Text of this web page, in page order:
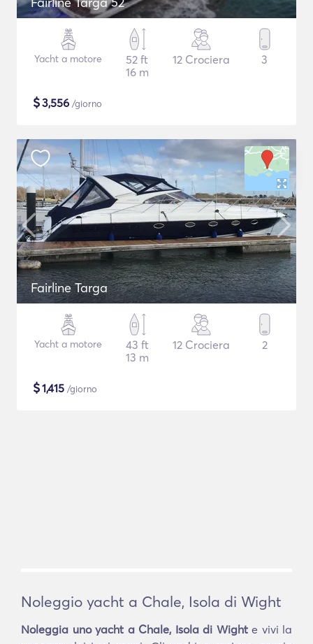
Yacht a motore
52 ft
16 m
12 Crociera 3
$3,556 /giorno
Fairline Targa
Yacht a motore
43 ft
13 m
12 Crociera 2
$1,415 /giorno
Noleggio yacht a Chale, Isola di Wight
Noleggia uno yacht a Chale, Isola di Wighte vivi la